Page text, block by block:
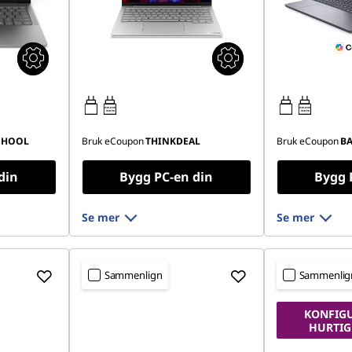
45W-65W
USB PD
Bruk eCouponTHINKDEAL
Bygg PC-en din
Se mer
45W-65W
USB PD
Bruk eCoupon
Bygg
Se mer
Sammenlign